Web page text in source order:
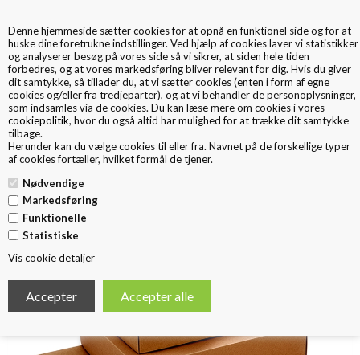
Denne hjemmeside sætter cookies for at opnå en funktionel side og for at
huske dine foretrukne indstillinger. Ved hjælp af cookies laver vi statistikker
og analyserer besøg på vores side så vi sikrer, at siden hele tiden
forbedres, og at vores markedsføring bliver relevant for dig. Hvis du giver
dit samtykke, så tillader du, at vi sætter cookies (enten i form af egne
cookies og/eller fra tredjeparter), og at vi behandler de personoplysninger,
som indsamles via de cookies. Du kan læse mere om cookies i vores
cookiepolitik, hvor du også altid har mulighed for at trække dit samtykke
tilbage.
Herunder kan du vælge cookies til eller fra. Navnet på de forskellige typer
af cookies fortæller, hvilket formål de tjener.
Nødvendige
Markedsføring
Funktionelle
Statistiske
Vis cookie detaljer
0
< Tilbage
Låg/Bund gaveæske recycled